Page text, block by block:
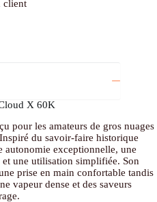
client
X 60K
pour les amateurs de gros nuages
du savoir-faire historique
autonomie exceptionnelle, une
une utilisation simplifiée. Son
prise en main confortable tandis
vapeur dense et des saveurs